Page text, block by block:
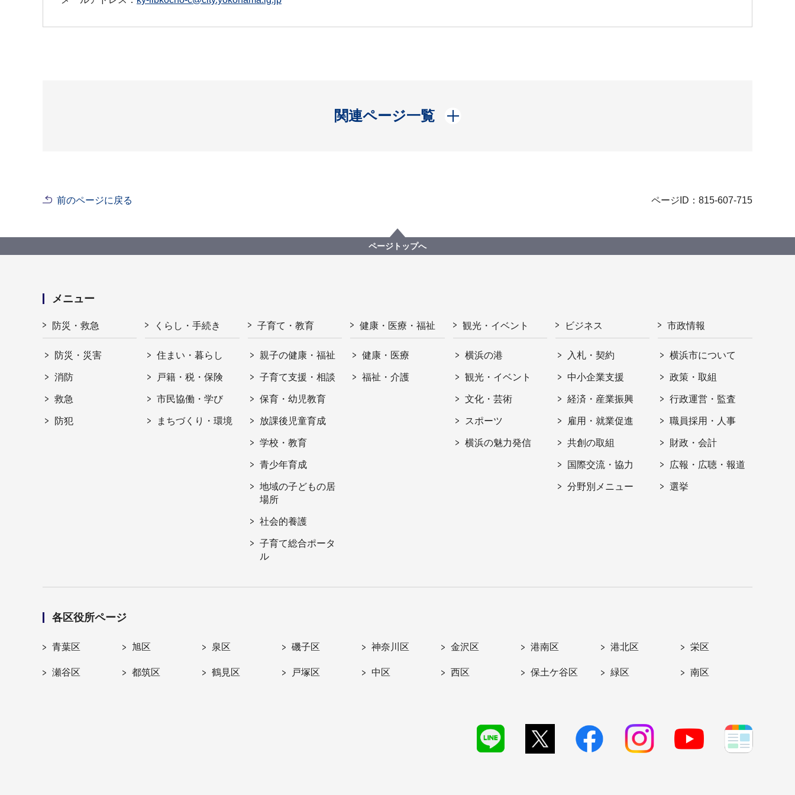
関連ページ一覧
開く
前のページに戻る ページID：815-607-715
ページトップへ
メニュー
防災・救急
防災・災害
消防
救急
防犯
くらし・手続き
住まい・暮らし
戸籍・税・保険
市民協働・学び
まちづくり・環境
子育て・教育
親子の健康・福祉
子育て支援・相談
保育・幼児教育
放課後児童育成
学校・教育
青少年育成
地域の子どもの居
場所
社会的養護
子育て総合ポータ
ル
健康・医療・福祉
健康・医療
福祉・介護
観光・イベント
横浜の港
観光・イベント
文化・芸術
スポーツ
横浜の魅力発信
ビジネス
入札・契約
中小企業支援
経済・産業振興
雇用・就業促進
共創の取組
国際交流・協力
分野別メニュー
市政情報
横浜市について
政策・取組
行政運営・監査
職員採用・人事
財政・会計
広報・広聴・報道
選挙
各区役所ページ
青葉区 旭区 泉区 磯子区 神奈川区 金沢区 港南区 港北区 栄区
瀬谷区 都筑区 鶴見区 戸塚区 中区 西区 保土ケ谷区 緑区 南区